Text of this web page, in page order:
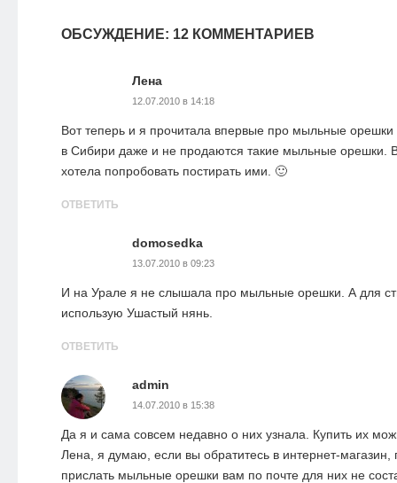
ОБСУЖДЕНИЕ: 12 КОММЕНТАРИЕВ
Лена
12.07.2010 в 14:18
Вот теперь и я прочитала впервые про мыльные
в Сибири даже и не продаются такие мыльные орешки.
хотела попробовать постирать ими. 🙂
ОТВЕТИТЬ
domosedka
13.07.2010 в 09:23
И на Урале я не слышала про мыльные орешки. А для
использую Ушастый нянь.
ОТВЕТИТЬ
admin
14.07.2010 в 15:38
Да я и сама совсем недавно о них узнала. Купить их
Лена, я думаю, если вы обратитесь в интернет-магазин,
прислать мыльные орешки вам по почте для них не